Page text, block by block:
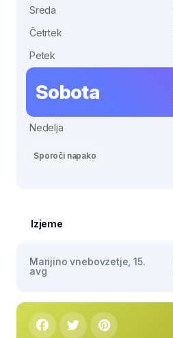
Sreda
Četrtek
Petek
Sobota
Nedelja
Sporoči napako
Izjeme
Marijino vnebovzetje, 15.
avg